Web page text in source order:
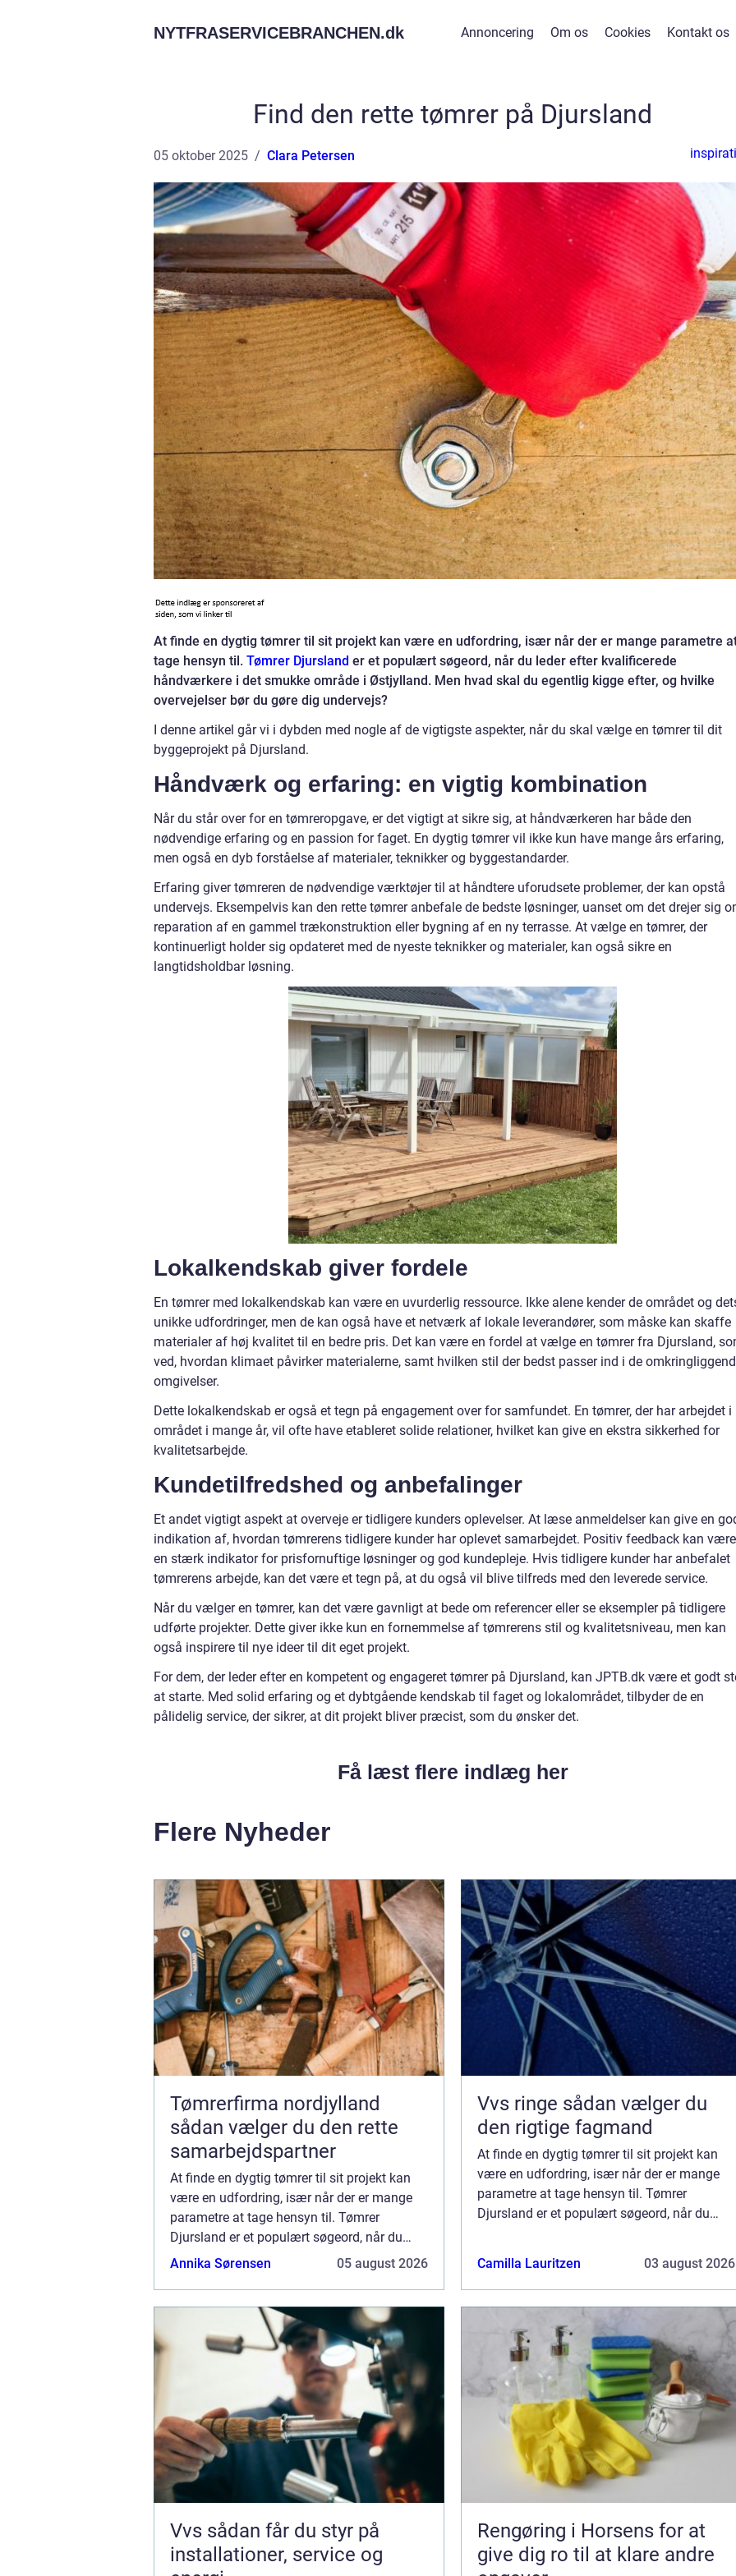
NYTFRASERVICEBRANCHEN.dk Annoncering Om os Cookies Kontakt os
Find den rette tømrer på Djursland
05 oktober 2025 Clara Petersen
At finde en dygtig tømrer til sit projekt kan være en udfordring, især når der er mange parametre
tage hensyn til. Tømrer Djursland er et populært søgeord, når du leder efter kvalificerede
håndværkere i det smukke område i Østjylland. Men hvad skal du egentlig kigge efter, og hvilke
overvejelser bør du gøre dig undervejs?
I denne artikel går vi i dybden med nogle af de vigtigste aspekter, når du skal vælge en tømrer til dit
byggeprojekt på Djursland.
Håndværk og erfaring: en vigtig kombination
Når du står over for en tømreropgave, er det vigtigt at sikre sig, at håndværkeren har både den
nødvendige erfaring og en passion for faget. En dygtig tømrer vil ikke kun have mange års erfaring,
men også en dyb forståelse af materialer, teknikker og byggestandarder.
Erfaring giver tømreren de nødvendige værktøjer til at håndtere uforudsete problemer, der kan opstå
undervejs. Eksempelvis kan den rette tømrer anbefale de bedste løsninger, uanset om det drejer sig
reparation af en gammel trækonstruktion eller bygning af en ny terrasse. At vælge en tømrer, der
kontinuerligt holder sig opdateret med de nyeste teknikker og materialer, kan også sikre en
langtidsholdbar løsning.
Lokalkendskab giver fordele
En tømrer med lokalkendskab kan være en uvurderlig ressource. Ikke alene kender de området og
unikke udfordringer, men de kan også have et netværk af lokale leverandører, som måske kan skaffe
materialer af høj kvalitet til en bedre pris. Det kan være en fordel at vælge en tømrer fra Djursland,
ved, hvordan klimaet påvirker materialerne, samt hvilken stil der bedst passer ind i de
omgivelser.
Dette lokalkendskab er også et tegn på engagement over for samfundet. En tømrer, der har arbejdet i
området i mange år, vil ofte have etableret solide relationer, hvilket kan give en ekstra sikkerhed for
kvalitetsarbejde.
Kundetilfredshed og anbefalinger
Et andet vigtigt aspekt at overveje er tidligere kunders oplevelser. At læse anmeldelser kan give en
indikation af, hvordan tømrerens tidligere kunder har oplevet samarbejdet. Positiv feedback kan være
en stærk indikator for prisfornuftige løsninger og god kundepleje. Hvis tidligere kunder har anbefalet
tømrerens arbejde, kan det være et tegn på, at du også vil blive tilfreds med den leverede service.
Når du vælger en tømrer, kan det være gavnligt at bede om referencer eller se eksempler på tidligere
udførte projekter. Dette giver ikke kun en fornemmelse af tømrerens stil og kvalitetsniveau, men kan
også inspirere til nye ideer til dit eget projekt.
For dem, der leder efter en kompetent og engageret tømrer på Djursland, kan JPTB.dk være et godt
at starte. Med solid erfaring og et dybtgående kendskab til faget og lokalområdet, tilbyder de en
pålidelig service, der sikrer, at dit projekt bliver præcist, som du ønsker det.
Få læst flere indlæg her
Flere Nyheder
Tømrerfirma nordjylland
sådan vælger du den rette
samarbejdspartner
At finde en dygtig tømrer til sit projekt kan
være en udfordring, især når der er mange
parametre at tage hensyn til. Tømrer
Djursland er et populært søgeord, når du
leder efter kvalificerede hå...
Annika Sørensen 05 august 2026
Vvs ringe sådan vælger du
den rigtige fagmand
At finde en dygtig tømrer til sit projekt kan
være en udfordring, især når der er mange
parametre at tage hensyn til. Tømrer
Djursland er et populært søgeord, når du
Camilla Lauritzen
03 august 2026
Vvs sådan får du styr på
installationer, service og
Rengøring i Horsens for at
give dig ro til at klare andre